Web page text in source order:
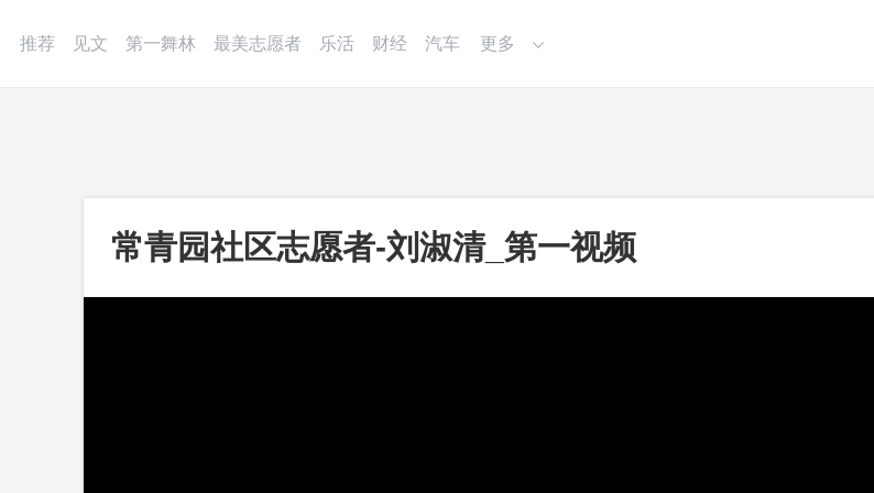
推荐 见文 第一舞林 最美志愿者 乐活 财经 汽车 更多
常青园社区志愿者-刘淑清_第一视频